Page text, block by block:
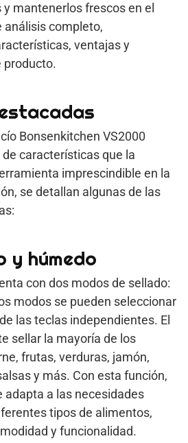
mantenerlos frescos en el
análisis completo,
ventajas y
producto.
Bonsenkitchen VS2000
características que la
imprescindible en la
se detallan algunas de las
y húmedo
con dos modos de sellado:
modos se pueden seleccionar
las teclas independientes. El
sellar la mayoría de los
frutas, verduras, jamón,
y más. Con esta función,
adapta a las necesidades
tipos de alimentos,
y funcionalidad.